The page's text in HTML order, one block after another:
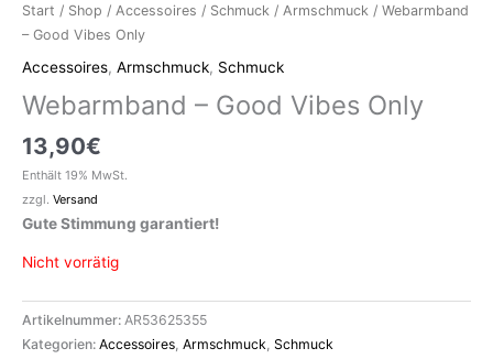
Start / Shop / Accessoires / Schmuck / Armschmuck / Webarmband
– Good Vibes Only
Accessoires, Armschmuck, Schmuck
Webarmband – Good Vibes Only
13,90€
Enthält 19% MwSt.
zzgl. Versand
Gute Stimmung garantiert!
Nicht vorrätig
Artikelnummer: AR53625355
Kategorien: Accessoires, Armschmuck, Schmuck